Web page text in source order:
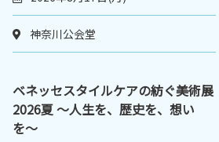
神奈川公会堂
ベネッセスタイルケアの紡ぐ美術展
2026夏 〜人生を、歴史を、想い
を〜